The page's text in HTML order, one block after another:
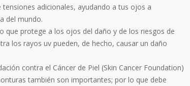
adicionales, ayudando a tus ojos a
del mundo.
que protege a los ojos del daño y de los riesgos de
los rayos uv pueden, de hecho, causar un daño
contra el Cáncer de Piel (Skin Cancer Foundation)
también son importantes; por lo que debe